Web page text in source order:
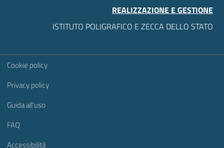
REALIZZAZIONE E GESTIONE
ISTITUTO POLIGRAFICO E ZECCA DELLO STATO
Sezione Link Utili
Cookie policy
Privacy policy
Guida all'uso
FAQ
Accessibilità